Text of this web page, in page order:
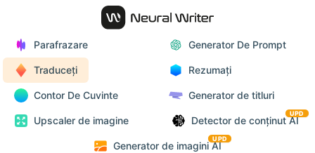
Parafrazare Generator De Prompt
Traduceți Rezumați
Contor De Cuvinte Generator de titluri
Upscaler de imagine Detector de conținut AI
UPD
Generator de imagini AI
UPD